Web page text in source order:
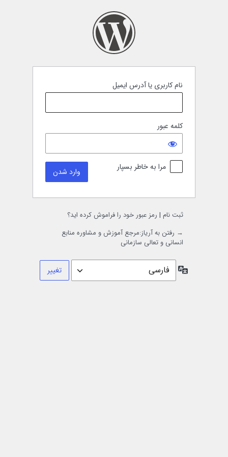
نام کاربری یا آدرس ایمیل
کلمه عبور
مرا به خاطر بسپار
ثبت نام | رمز عبور خود را فراموش کرده اید؟
→ رفتن به آریاز:مرجع آموزش و مشاوره منابع
انسانی و تعالی سازمانی
زبان